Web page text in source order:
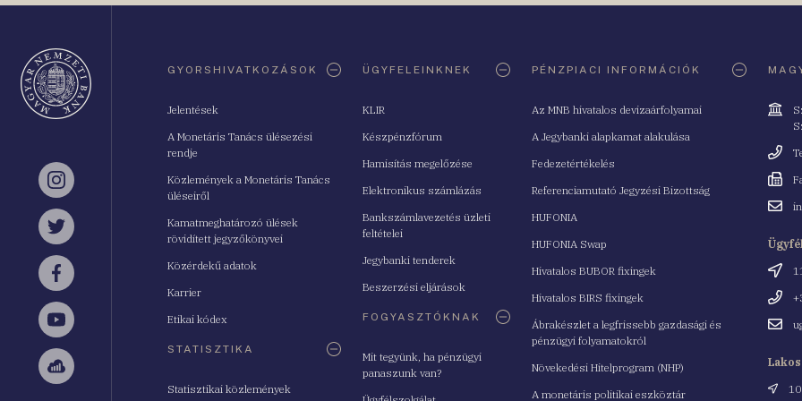
Instagram
Twitter
Facebook
YouTube
Sellsy
GYORSHIVATKOZÁSOK
Jelentések
A Monetáris Tanács ülésezési
rendje
Közlemények a Monetáris Tanács
üléseiről
Kamatmeghatározó ülések
rövidített jegyzőkönyvei
Közérdekű adatok
Karrier
Etikai kódex
STATISZTIKA
Statisztikai közlemények
ÜGYFELEINKNEK
KLIR
Készpénzfórum
Hamisítás megelőzése
Elektronikus számlázás
Bankszámlavezetés üzleti
feltételei
Jegybanki tenderek
Beszerzési eljárások
FOGYASZTÓKNAK
Mit tegyünk, ha pénzügyi
panaszunk van?
PÉNZPIACI INFORMÁCIÓK
Az MNB hivatalos devizaárfolyamai
A Jegybanki alapkamat alakulása
Fedezetértékelés
Referenciamutató Jegyzési Bizottság
HUFONIA
HUFONIA Swap
Hivatalos BUBOR fixingek
Hivatalos BIRS fixingek
Ábrakészlet a legfrissebb gazdasági és
pénzügyi folyamatokról
Növekedési Hitelprogram (NHP)
A monetáris politikai eszköztár
Cím
Fax
Email
Cím
Email
Cím